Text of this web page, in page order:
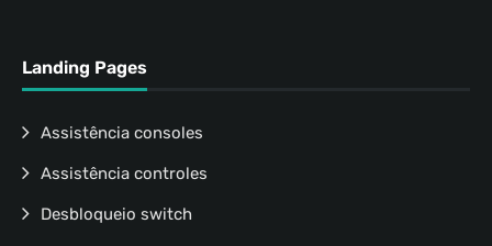
Landing Pages
Assistência consoles
Assistência controles
Desbloqueio switch